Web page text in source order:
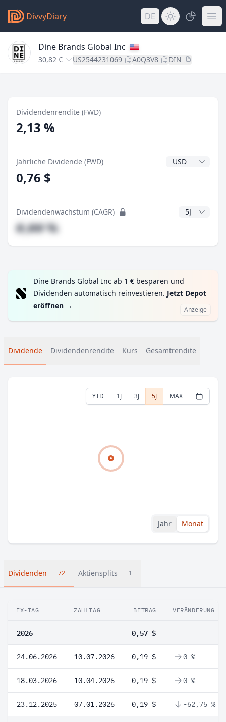
DivvyDiary DE
Dine Brands Global Inc
30,82 € US2544231069 A0Q3V8 DIN
Dividendenrendite (FWD)
2,13 %
Jährliche Dividende (FWD)
0,76 $
Dividendenwachstum (CAGR) CAGR Jahre
#,## %
Dine Brands Global Inc ab 1 € besparen und
Dividenden automatisch reinvestieren. Jetzt Depot
eröffnen → Anzeige
Dividende Dividendenrendite Kurs Gesamtrendite
YTD 1J 3J 5J MAX
Jahr Monat
Dividenden 72 Aktiensplits 1
EX-TAG ZAHLTAG BETRAG VERÄNDERUNG
2026 0,57 $
24.06.2026 10.07.2026 0,19 $ 0 %
18.03.2026 10.04.2026 0,19 $ 0 %
23.12.2025 07.01.2026 0,19 $ -62,75 %